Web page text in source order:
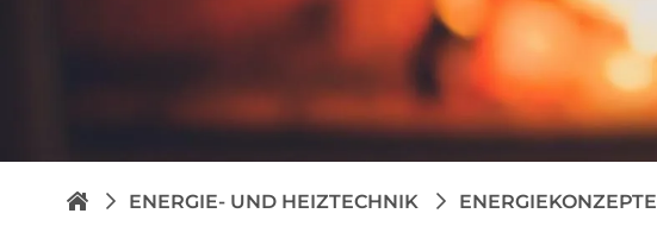
ENERGIE- UND HEIZTECHNIK ENERGIEKONZEPTE